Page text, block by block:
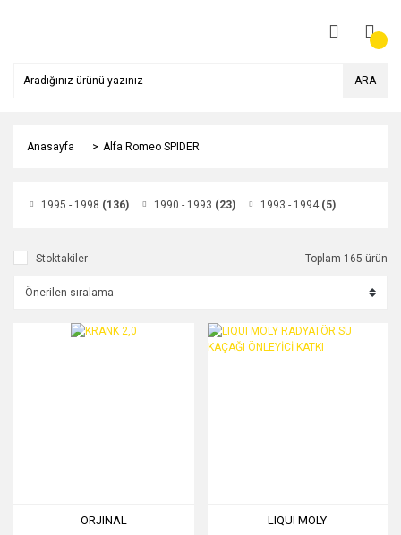
ARA
Anasayfa Alfa Romeo SPIDER
1995 - 1998 (136) 1990 - 1993 (23) 1993 - 1994 (5)
Stoktakiler Toplam 165 ürün
ORJINAL
LIQUI MOLY